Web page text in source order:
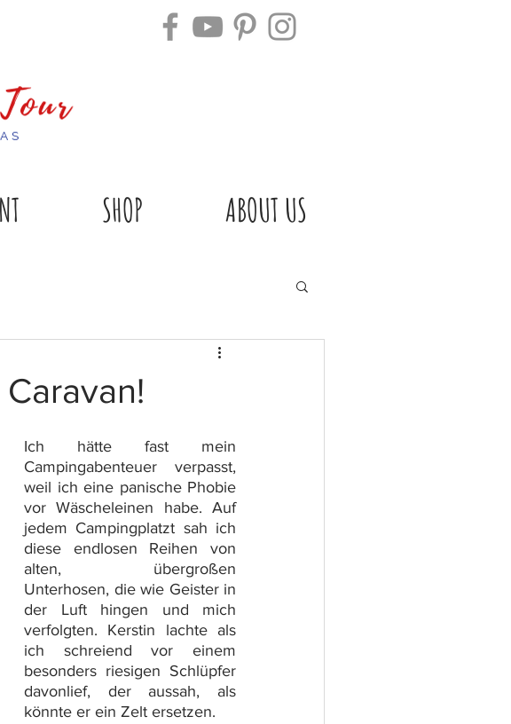
SHOP ABOUT US
Ich hätte fast mein
Campingabenteuer verpasst,
weil ich eine panische Phobie
vor Wäscheleinen habe. Auf
jedem Campingplatzt sah ich
diese endlosen Reihen von
alten, übergroßen
Unterhosen, die wie Geister in
der Luft hingen und mich
verfolgten. Kerstin lachte als
ich schreiend vor einem
besonders riesigen Schlüpfer
davonlief, der aussah, als
könnte er ein Zelt ersetzen.